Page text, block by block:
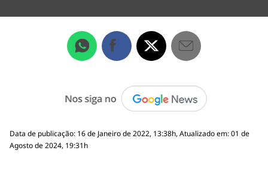
Data de publicação: 16 de Janeiro de 2022, 13:38h, Atualizado em: 01 de
Agosto de 2024, 19:31h